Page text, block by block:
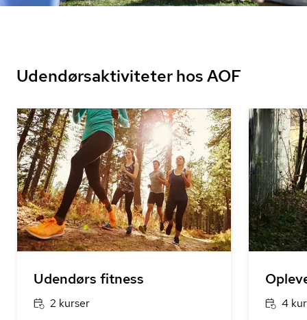
Udendørsaktiviteter hos AOF
Udendørs fitness
2 kurser 4